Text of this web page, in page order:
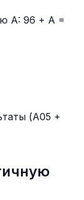
A: 96 + A =
(A05 +